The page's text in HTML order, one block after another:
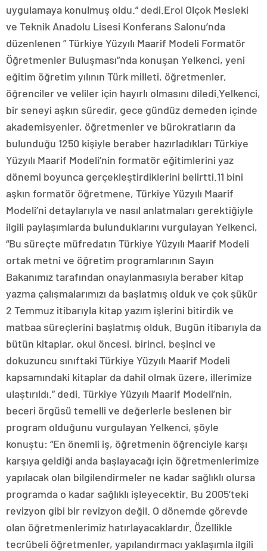
uygulamaya konulmuş oldu.” dedi.Erol Olçok Mesleki
ve Teknik Anadolu Lisesi Konferans Salonu’nda
düzenlenen ” Türkiye Yüzyılı Maarif Modeli Formatör
Öğretmenler Buluşması”nda konuşan Yelkenci, yeni
eğitim öğretim yılının Türk milleti, öğretmenler,
öğrenciler ve veliler için hayırlı olmasını diledi.Yelkenci,
bir seneyi aşkın süredir, gece gündüz demeden içinde
akademisyenler, öğretmenler ve bürokratların da
bulunduğu 1250 kişiyle beraber hazırladıkları Türkiye
Yüzyılı Maarif Modeli’nin formatör eğitimlerini yaz
dönemi boyunca gerçekleştirdiklerini belirtti.11 bini
aşkın formatör öğretmene, Türkiye Yüzyılı Maarif
Modeli’ni detaylarıyla ve nasıl anlatmaları gerektiğiyle
ilgili paylaşımlarda bulunduklarını vurgulayan Yelkenci,
“Bu süreçte müfredatın Türkiye Yüzyılı Maarif Modeli
ortak metni ve öğretim programlarının Sayın
Bakanımız tarafından onaylanmasıyla beraber kitap
yazma çalışmalarımızı da başlatmış olduk ve çok şükür
2 Temmuz itibarıyla kitap yazım işlerini bitirdik ve
matbaa süreçlerini başlatmış olduk. Bugün itibarıyla da
bütün kitaplar, okul öncesi, birinci, beşinci ve
dokuzuncu sınıftaki Türkiye Yüzyılı Maarif Modeli
kapsamındaki kitaplar da dahil olmak üzere, illerimize
ulaştırıldı.” dedi. Türkiye Yüzyılı Maarif Modeli’nin,
beceri örgüsü temelli ve değerlerle beslenen bir
program olduğunu vurgulayan Yelkenci, şöyle
konuştu: “En önemli iş, öğretmenin öğrenciyle karşı
karşıya geldiği anda başlayacağı için öğretmenlerimize
yapılacak olan bilgilendirmeler ne kadar sağlıklı olursa
programda o kadar sağlıklı işleyecektir. Bu 2005’teki
revizyon gibi bir revizyon değil. O dönemde görevde
olan öğretmenlerimiz hatırlayacaklardır. Özellikle
tecrübeli öğretmenler, yapılandırmacı yaklaşımla ilgili